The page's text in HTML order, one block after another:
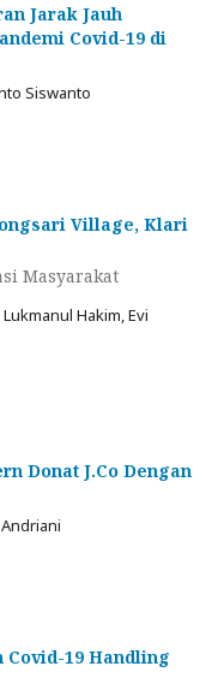
Jarak Jauh
Covid-19 di
Siswanto
Village, Klari
Masyarakat
Hakim, Evi
Donat J.Co Dengan
19 Handling